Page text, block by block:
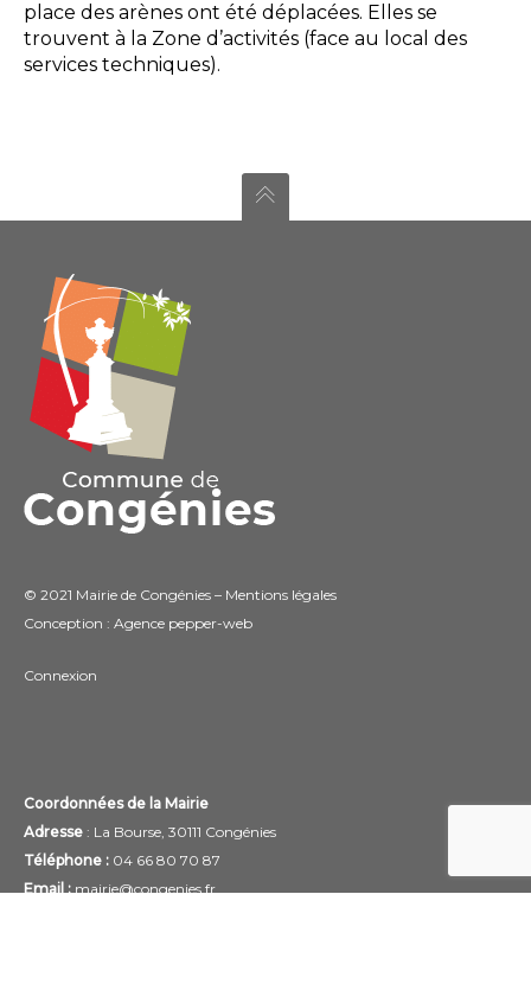
place des arènes ont été déplacées. Elles se
trouvent à la Zone d’activités (face au local des
services techniques).
© 2021 Mairie de Congénies – Mentions légales
Conception : Agence pepper-web
Connexion
Coordonnées de la Mairie
Adresse : La Bourse, 30111 Congénies
Téléphone : 04 66 80 70 87
Email : mairie@congenies.fr